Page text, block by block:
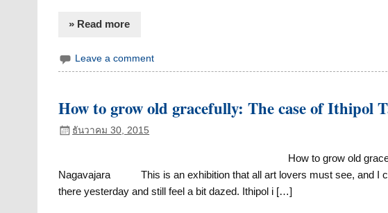
» Read more
Leave a comment
How to grow old gracefully: The case of Ithipol
ธันวาคม 30, 2015
How to grow old
Nagavajara This is an exhibition that all art lovers must see, and I
there yesterday and still feel a bit dazed. Ithipol i […]